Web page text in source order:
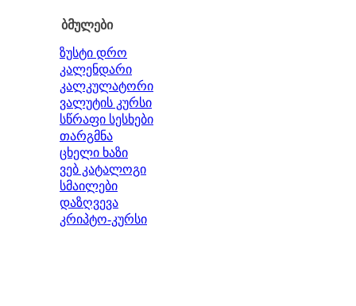
ბმულები
ზუსტი დრო
კალენდარი
კალკულატორი
ვალუტის კურსი
სწრაფი სესხები
თარგმნა
ცხელი ხაზი
ვებ კატალოგი
სმაილები
დაზღვევა
კრიპტო-კურსი